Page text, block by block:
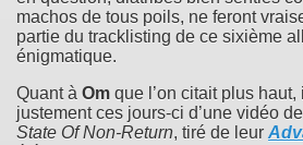
machos de tous poils, ne feront
partie du tracklisting de ce sixième
énigmatique.
Quant à Om que l’on citait plus
justement ces jours-ci d’une vidéo
State Of Non-Return, tiré de leur